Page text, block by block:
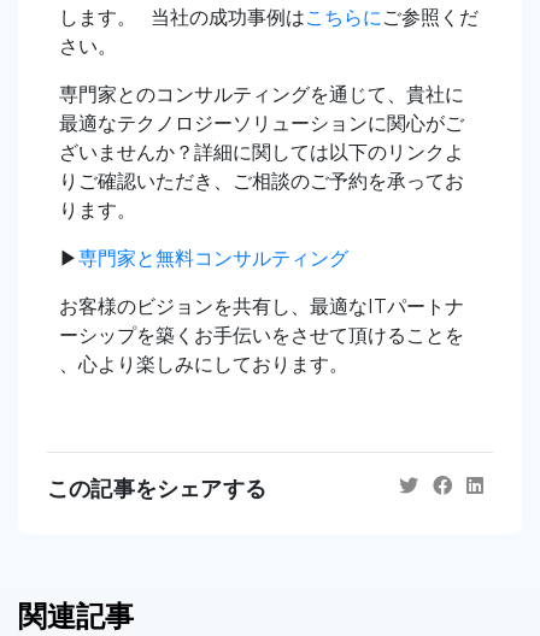
します。 当社の成功事例はこちらにご参照くだ
さい。
専門家とのコンサルティングを通じて、貴社に
最適なテクノロジーソリューションに関心がご
ざいませんか？詳細に関しては以下のリンクよ
りご確認いただき、ご相談のご予約を承ってお
ります。
▶︎専門家と無料コンサルティング
お客様のビジョンを共有し、最適なITパートナ
ーシップを築くお手伝いをさせて頂けることを
、心より楽しみにしております。
この記事をシェアする
関連記事